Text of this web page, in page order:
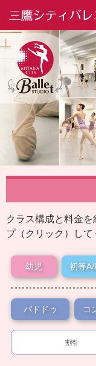
Studio
Profile
Class
Prize
クラス構成と料金
プ（クリック）して
幼児 初等A/
パドドゥ コ
割引